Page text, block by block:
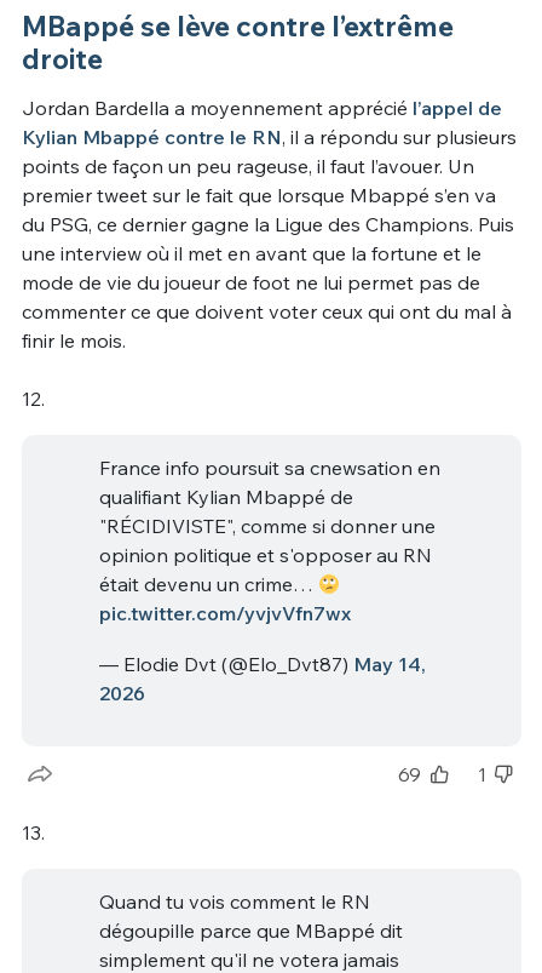
MBappé se lève contre l’extrême
droite
Jordan Bardella a moyennement apprécié l’appel de
Kylian Mbappé contre le RN, il a répondu sur plusieurs
points de façon un peu rageuse, il faut l’avouer. Un
premier tweet sur le fait que lorsque Mbappé s’en va
du PSG, ce dernier gagne la Ligue des Champions. Puis
une interview où il met en avant que la fortune et le
mode de vie du joueur de foot ne lui permet pas de
commenter ce que doivent voter ceux qui ont du mal à
finir le mois.
12.
France info poursuit sa cnewsation en
qualifiant Kylian Mbappé de
"RÉCIDIVISTE", comme si donner une
opinion politique et s'opposer au RN
était devenu un crime…
pic.twitter.com/yvjvVfn7wx
— Elodie Dvt (@Elo_Dvt87) May 14,
2026
69 1
13.
Quand tu vois comment le RN
dégoupille parce que MBappé dit
simplement qu'il ne votera jamais